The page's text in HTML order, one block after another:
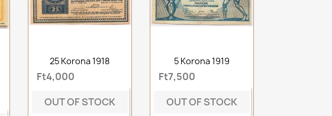
25 Korona 1918
Ft4,000
OUT OF STOCK
5 Korona 1919
Ft7,500
OUT OF STOCK